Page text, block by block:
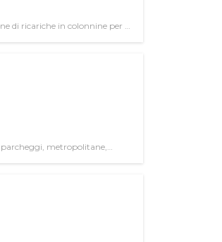
di ricariche in colonnine per il
metropolitane,